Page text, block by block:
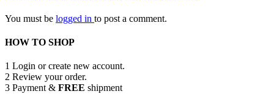
You must be logged in to post a comment.
HOW TO SHOP
1 Login or create new account.
2 Review your order.
3 Payment & FREE shipment